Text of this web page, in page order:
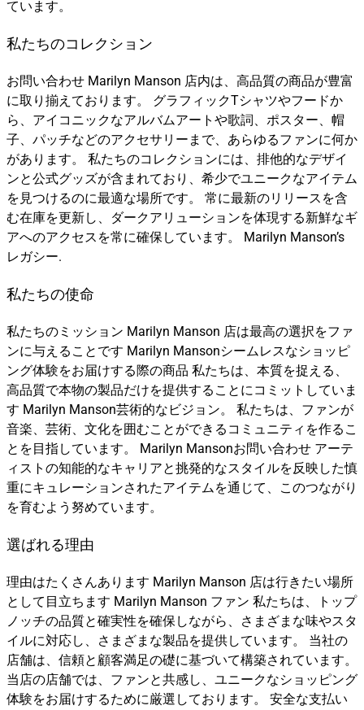
ています。
私たちのコレクション
お問い合わせ Marilyn Manson 店内は、高品質の商品が豊富
に取り揃えております。 グラフィックTシャツやフードか
ら、アイコニックなアルバムアートや歌詞、ポスター、帽
子、パッチなどのアクセサリーまで、あらゆるファンに何か
があります。 私たちのコレクションには、排他的なデザイ
ンと公式グッズが含まれており、希少でユニークなアイテム
を見つけるのに最適な場所です。 常に最新のリリースを含
む在庫を更新し、ダークアリューションを体現する新鮮なギ
アへのアクセスを常に確保しています。 Marilyn Manson’s
レガシー.
私たちの使命
私たちのミッション Marilyn Manson 店は最高の選択をファ
ンに与えることです Marilyn Mansonシームレスなショッピ
ング体験をお届けする際の商品 私たちは、本質を捉える、
高品質で本物の製品だけを提供することにコミットしていま
す Marilyn Manson芸術的なビジョン。 私たちは、ファンが
音楽、芸術、文化を囲むことができるコミュニティを作るこ
とを目指しています。 Marilyn Mansonお問い合わせ アーテ
ィストの知能的なキャリアと挑発的なスタイルを反映した慎
重にキュレーションされたアイテムを通じて、このつながり
を育むよう努めています。
選ばれる理由
理由はたくさんあります Marilyn Manson 店は行きたい場所
として目立ちます Marilyn Manson ファン 私たちは、トップ
ノッチの品質と確実性を確保しながら、さまざまな味やスタ
イルに対応し、さまざまな製品を提供しています。 当社の
店舗は、信頼と顧客満足の礎に基づいて構築されています。
当店の店舗では、ファンと共感し、ユニークなショッピング
体験をお届けするために厳選しております。 安全な支払い